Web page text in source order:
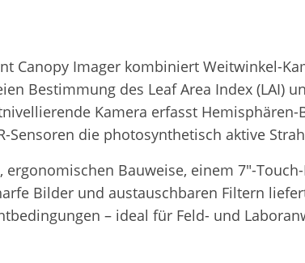
Canopy Imager kombiniert Weitwinkel-
Bestimmung des Leaf Area Index (LAI)
Kamera erfasst
Sensoren die photosynthetisch aktive
ergonomischen Bauweise, einem 7″-
Bilder und austauschbaren Filtern
– ideal für Feld- und